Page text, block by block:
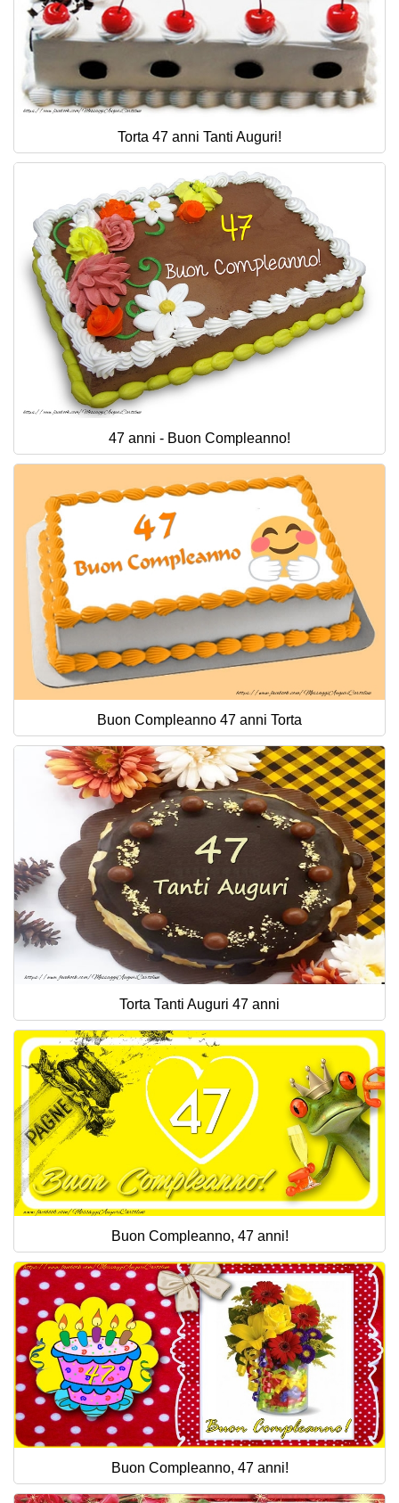
Torta 47 anni Tanti Auguri!
47 anni - Buon Compleanno!
Buon Compleanno 47 anni Torta
Torta Tanti Auguri 47 anni
Buon Compleanno, 47 anni!
Buon Compleanno, 47 anni!